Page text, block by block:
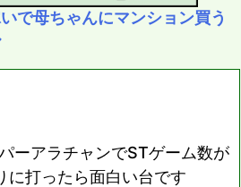
で母ちゃんにマンション買う
ーアラチャンでSTゲーム数が
に打ったら面白い台です